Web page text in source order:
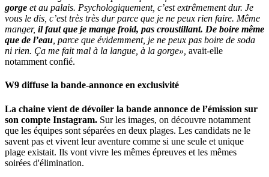
gorge et au palais. Psychologiquement, c’est extrêmement dur. Je
vous le dis, c’est très très dur parce que je ne peux rien faire. Même
manger, il faut que je mange froid, pas croustillant. De boire même
que de l’eau , parce que évidemment, je ne peux pas boire de soda
ni rien. Ça me fait mal à la langue, à la gorge», avait-elle
notamment confié.
W9 diffuse la bande-annonce en exclusivité
La chaine vient de dévoiler la bande annonce de l’émission sur
son compte Instagram. Sur les images, on découvre notamment
que les équipes sont séparées en deux plages. Les candidats ne le
savent pas et vivent leur aventure comme si une seule et unique
plage existait. Ils vont vivre les mêmes épreuves et les mêmes
soirées d'élimination.